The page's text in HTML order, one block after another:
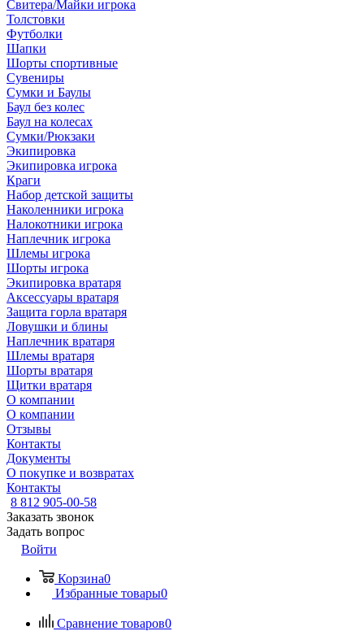
Свитера/Майки игрока
Толстовки
Футболки
Шапки
Шорты спортивные
Сувениры
Сумки и Баулы
Баул без колес
Баул на колесах
Сумки/Рюкзаки
Экипировка
Экипировка игрока
Краги
Набор детской защиты
Наколенники игрока
Налокотники игрока
Наплечник игрока
Шлемы игрока
Шорты игрока
Экипировка вратаря
Аксессуары вратаря
Защита горла вратаря
Ловушки и блины
Наплечник вратаря
Шлемы вратаря
Шорты вратаря
Щитки вратаря
О компании
О компании
Отзывы
Контакты
Документы
О покупке и возвратах
Контакты
8 812 905-00-58
Заказать звонок
Задать вопрос
Войти
Корзина0
Избранные товары0
Сравнение товаров0